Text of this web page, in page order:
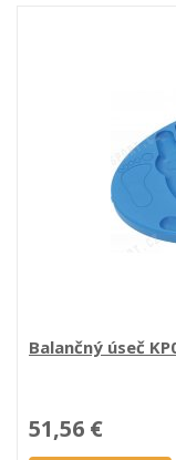
Balančný úseč
51,56 €